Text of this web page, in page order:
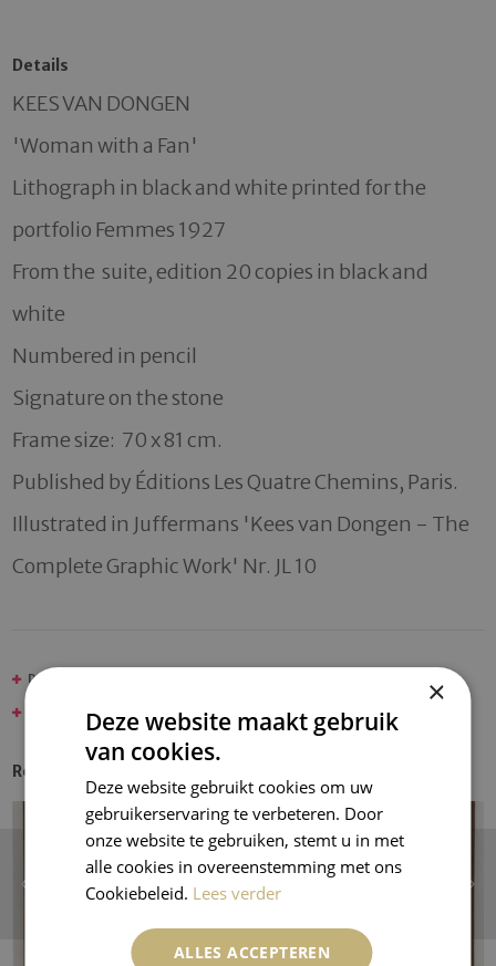
Details
KEES VAN DONGEN
'Woman with a Fan'
Lithograph in black and white printed for the
portfolio Femmes 1927
From the  suite, edition 20 copies in black and
white
Numbered in pencil
Signature on the stone
Frame size:  70 x 81 cm.
Published by Éditions Les Quatre Chemins, Paris.
Illustrated in Juffermans 'Kees van Dongen - The
Complete Graphic Work' Nr. JL 10
DONGEN, KEES VAN
JUFFERMANS CHOICE
Recent Entries
×
Deze website maakt gebruik
van cookies.
Deze website gebruikt cookies om uw
gebruikerservaring te verbeteren. Door
onze website te gebruiken, stemt u in met
alle cookies in overeenstemming met ons
Cookiebeleid. Lees verder
ALLES ACCEPTEREN